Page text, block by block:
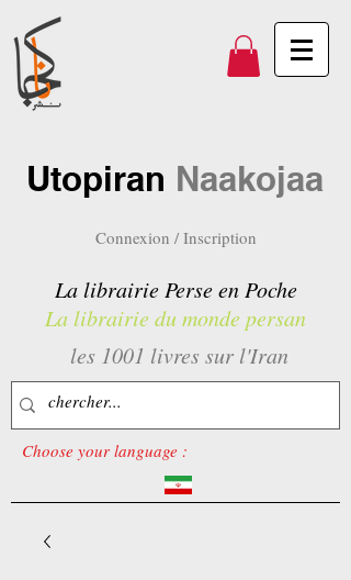
Utopiran Naakojaa
Connexion / Inscription
La librairie Perse en Poche
La librairie du monde persan
les 1001 livres sur l'Iran
Choose your language :